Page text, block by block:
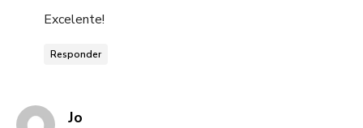
Excelente!
Responder
Jo